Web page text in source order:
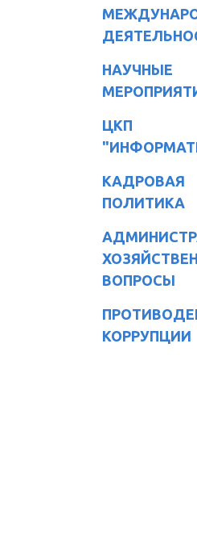
НАУЧНЫЕ
ЦКП
КАДРОВАЯ
ПОЛИТИКА
ВОПРОСЫ
КОРРУПЦИИ